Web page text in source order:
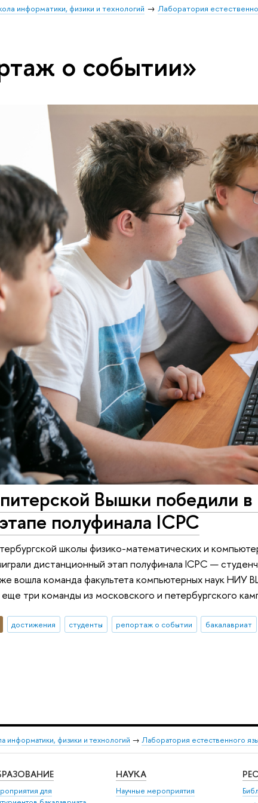
информатики, физики и технологий Лаборатория
о событии»
Вышки победили в
полуфинала ICPC
школы физико-математических и
дистанционный этап полуфинала ICPC —
вошла команда факультета компьютерных наук
три команды из московского и петербургского
достижения студенты репортаж о событии бакалавриат
информатики, физики и технологий → Лаборатория естественного
для
НАУКА
Научные мероприятия